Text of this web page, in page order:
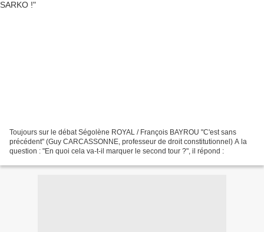
Toujours sur le débat Ségolène ROYAL / François BAYROU "C'est sans
précédent" (Guy CARCASSONNE, professeur de droit constitutionnel) A la
question : "En quoi cela va-t-il marquer le second tour ?", il répond :